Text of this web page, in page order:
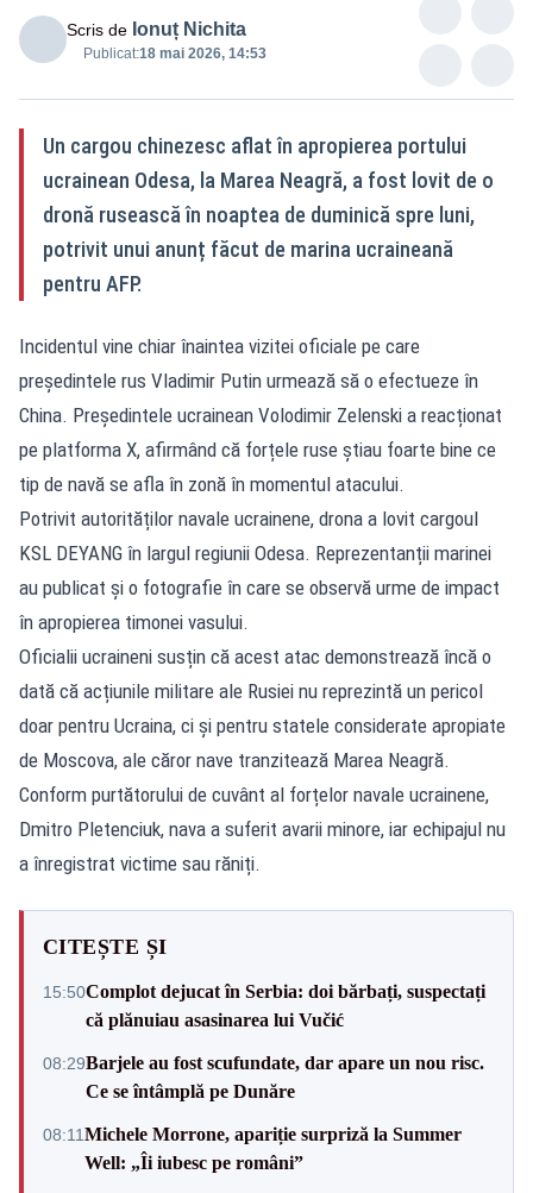
Scris de Ionuț Nichita
Publicat:18 mai 2026, 14:53
Un cargou chinezesc aflat în apropierea portului
ucrainean Odesa, la Marea Neagră, a fost lovit de o
dronă rusească în noaptea de duminică spre luni,
potrivit unui anunț făcut de marina ucraineană
pentru AFP.
Incidentul vine chiar înaintea vizitei oficiale pe care
președintele rus Vladimir Putin urmează să o efectueze în
China. Președintele ucrainean Volodimir Zelenski a reacționat
pe platforma X, afirmând că forțele ruse știau foarte bine ce
tip de navă se afla în zonă în momentul atacului.
Potrivit autorităților navale ucrainene, drona a lovit cargoul
KSL DEYANG în largul regiunii Odesa. Reprezentanții marinei
au publicat și o fotografie în care se observă urme de impact
în apropierea timonei vasului.
Oficialii ucraineni susțin că acest atac demonstrează încă o
dată că acțiunile militare ale Rusiei nu reprezintă un pericol
doar pentru Ucraina, ci și pentru statele considerate apropiate
de Moscova, ale căror nave tranzitează Marea Neagră.
Conform purtătorului de cuvânt al forțelor navale ucrainene,
Dmitro Pletenciuk, nava a suferit avarii minore, iar echipajul nu
a înregistrat victime sau răniți.
CITEȘTE ȘI
15:50Complot dejucat în Serbia: doi bărbați, suspectați
că plănuiau asasinarea lui Vučić
08:29Barjele au fost scufundate, dar apare un nou risc.
Ce se întâmplă pe Dunăre
08:11Michele Morrone, apariție surpriză la Summer
Well: „Îi iubesc pe români”